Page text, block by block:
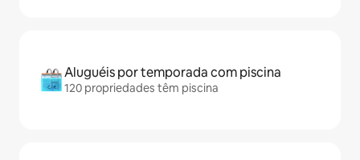
Aluguéis por temporada com piscina
120 propriedades têm piscina